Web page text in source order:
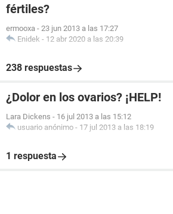
fértiles?
ermooxa - 23 jun 2013 a las 17:27
Enidek - 12 abr 2020 a las 20:39
238 respuestas
¿Dolor en los ovarios? ¡HELP!
Lara Dickens - 16 jul 2013 a las 15:12
usuario anónimo - 17 jul 2013 a las 18:19
1 respuesta